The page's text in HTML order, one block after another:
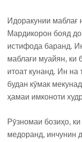
Идоракунии маблағ
Мардикорон бояд
истифода баранд.
маблағи муайян, ки
итоат кунанд. Ин
будан кӯмак
ҳамаи имконоти
Рӯзномаи бозиҳо,
медоранд, инчунин